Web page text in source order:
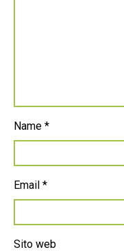
Name *
Email *
Sito web